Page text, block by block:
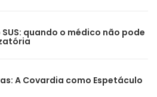
quando o médico não pode
A Covardia como Espetáculo